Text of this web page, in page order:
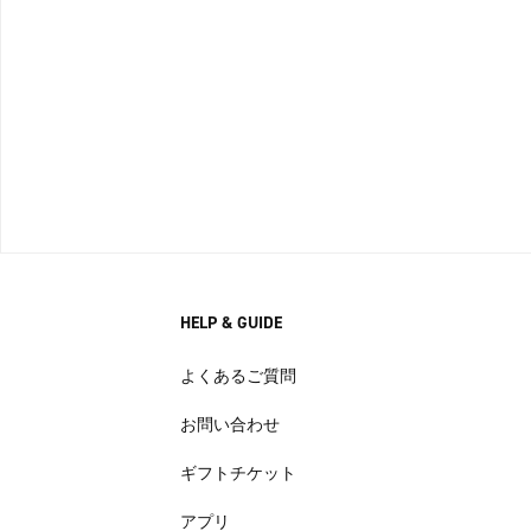
HELP & GUIDE
よくあるご質問
お問い合わせ
ギフトチケット
アプリ